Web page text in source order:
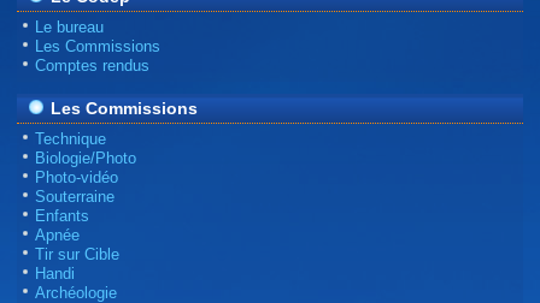
Le bureau
Les Commissions
Comptes rendus
Les Commissions
Technique
Biologie/Photo
Photo-vidéo
Souterraine
Enfants
Apnée
Tir sur Cible
Handi
Archéologie